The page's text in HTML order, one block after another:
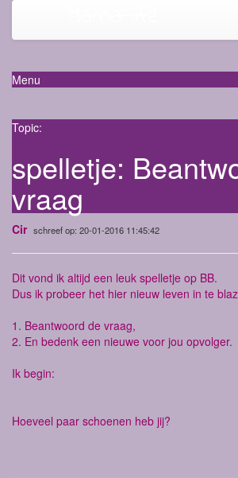
Menu
Topic:
spelletje:
vraag
Cir schreef op: 20-01-2016 11:45:42
Dit vond ik altijd een leuk spelletje op BB.
Dus ik probeer het hier nieuw leven in te
1. Beantwoord de vraag,
2. En bedenk een nieuwe voor jou opvolger.
Ik begin:
Hoeveel paar schoenen heb jij?